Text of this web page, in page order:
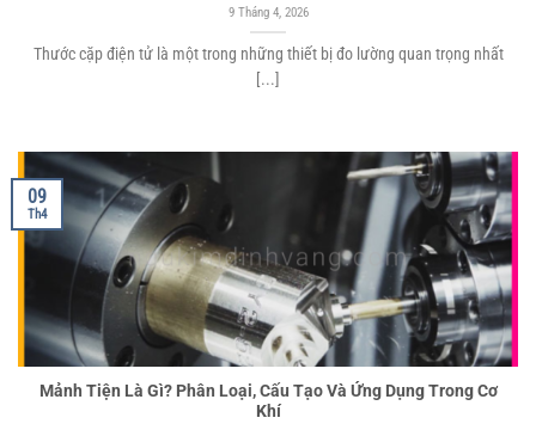
9 Tháng 4, 2026
Thước cặp điện tử là một trong những thiết bị đo lường quan trọng nhất
[...]
Mảnh Tiện Là Gì? Phân Loại, Cấu Tạo Và Ứng Dụng Trong Cơ
Khí
09
Th4